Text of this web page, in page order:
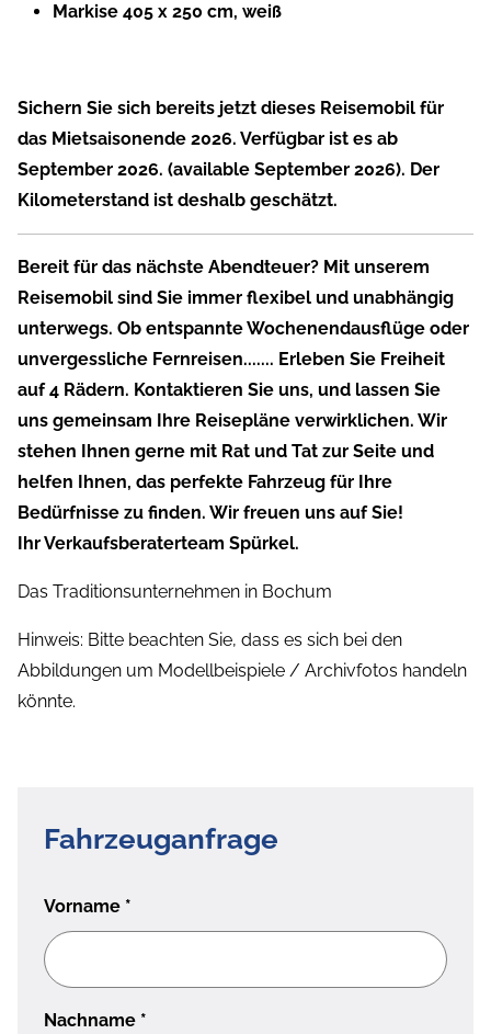
Markise 405 x 250 cm, weiß
Sichern Sie sich bereits jetzt dieses Reisemobil für
das Mietsaisonende 2026. Verfügbar ist es ab
September 2026. (available September 2026). Der
Kilometerstand ist deshalb geschätzt.
Bereit für das nächste Abendteuer? Mit unserem
Reisemobil sind Sie immer flexibel und unabhängig
unterwegs. Ob entspannte Wochenendausflüge oder
unvergessliche Fernreisen....... Erleben Sie Freiheit
auf 4 Rädern. Kontaktieren Sie uns, und lassen Sie
uns gemeinsam Ihre Reisepläne verwirklichen. Wir
stehen Ihnen gerne mit Rat und Tat zur Seite und
helfen Ihnen, das perfekte Fahrzeug für Ihre
Bedürfnisse zu finden. Wir freuen uns auf Sie!
Ihr Verkaufsberaterteam Spürkel.
Das Traditionsunternehmen in Bochum
Hinweis: Bitte beachten Sie, dass es sich bei den
Abbildungen um Modellbeispiele / Archivfotos handeln
könnte.
Fahrzeuganfrage
Vorname *
Nachname *